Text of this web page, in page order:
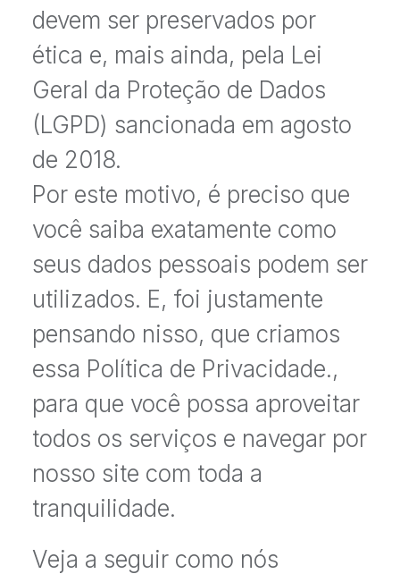
devem ser preservados por
ética e, mais ainda, pela Lei
Geral da Proteção de Dados
(LGPD) sancionada em agosto
de 2018.
Por este motivo, é preciso que
você saiba exatamente como
seus dados pessoais podem ser
utilizados. E, foi justamente
pensando nisso, que criamos
essa Política de Privacidade.,
para que você possa aproveitar
todos os serviços e navegar por
nosso site com toda a
tranquilidade.
Veja a seguir como nós